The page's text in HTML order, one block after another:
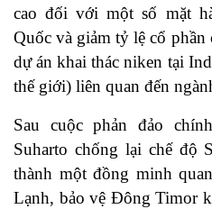
cao đối với một số mặt
Quốc và giảm tỷ lệ cổ phần
dự án khai thác niken tại
thế giới) liên quan đến
Sau cuộc phản đảo
Suharto chống lại chế độ
thành một đồng minh
Lạnh, bảo vệ Đông Timor